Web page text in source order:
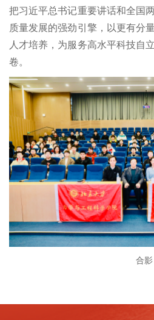
把习近平总书记重要讲话和全国
质量发展的强劲引擎，以更有分
人才培养，为服务高水平科技自
卷。
合影